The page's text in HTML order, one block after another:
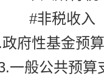
#非税收入
政府性基金预
一般公共预算